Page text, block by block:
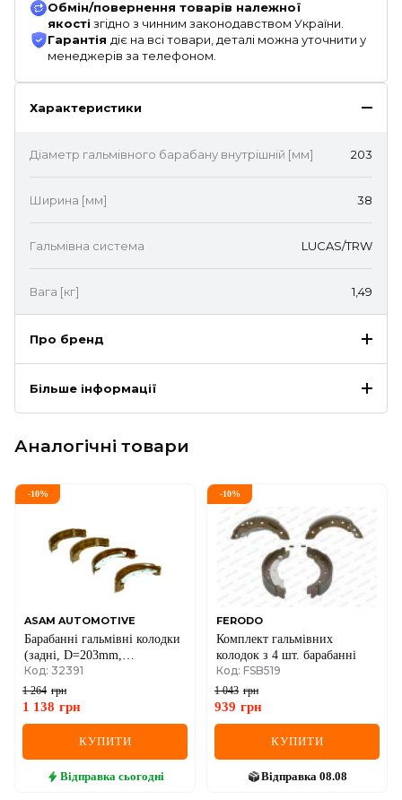
Обмін/повернення товарів належної
якості згідно з чинним законодавством України.
Гарантія діє на всі товари, деталі можна уточнити у
менеджерів за телефоном.
Характеристики
Діаметр гальмівного барабану внутрішній [мм] 203
Ширина [мм] 38
Гальмівна система LUCAS/TRW
Вага [кг] 1,49
Про бренд
Більше інформації
Аналогічні товари
-10%
ASAM AUTOMOTIVE
Барабанні гальмівні колодки
(задні, D=203mm,
ширина=38mm, TRW-
LUCAS, + ABS) Renault
Logan I
Код: 32391
1 264 грн
1 138 грн
КУПИТИ
Відправка сьогодні
-10%
FERODO
Комплект гальмівних
колодок з 4 шт. барабанні
Код: FSB519
1 043 грн
939 грн
КУПИТИ
Відправка 08.08